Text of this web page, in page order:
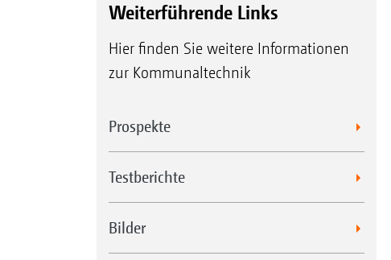
Weiterführende Links
Hier finden Sie weitere Informationen
zur Kommunaltechnik
Prospekte
Testberichte
Bilder